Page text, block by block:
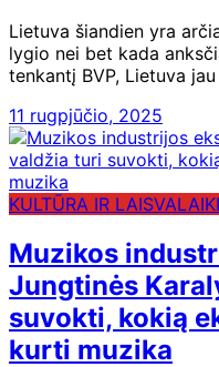
Lietuva šiandien yra
lygio nei bet kada
tenkantį BVP, Lietuva
11 rugpjūčio, 2025
KULTŪRA IR
Muzikos
Jungtinės
suvokti, kokią
kurti muzika